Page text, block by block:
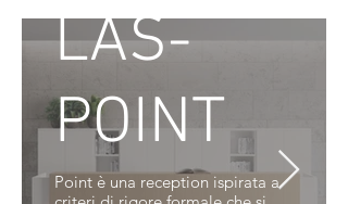
LAS-
POINT
Point è una reception ispirata a